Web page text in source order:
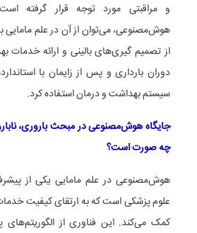
و مراقبتی مورد توجه قرار گرفته
هوش‌مصنوعی، می‌توان از آن در علم مامایی
از تصمیم گیری‌های بالینی و ارائه خدمات
دوران بارداری و پس از زایمان با
سیستم بهداشت و درمان استفاده کرد.
جایگاه هوش‌مصنوعی در مبحث باروری،
چه صورت است؟
هوش‌مصنوعی در علم مامایی یکی از
علوم پزشکی است که به ارتقای کیفیت خدمات
کمک می‌کند. این فناوری از الگوریتم‌های